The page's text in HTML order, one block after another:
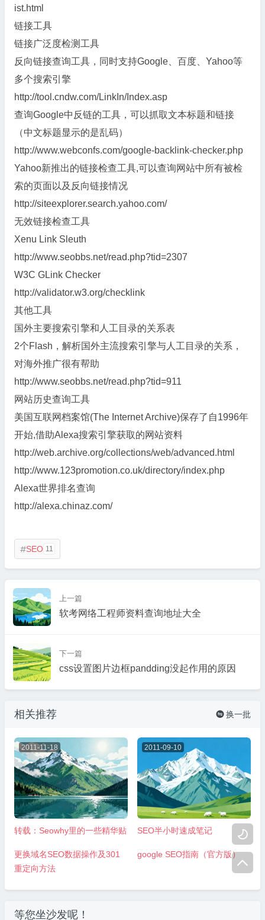


ist.html
链接工具
链接广泛度检测工具
反向链接查询工具，同时支持Google、百度、Yahoo等
多个搜索引擎
http://tool.cndw.com/LinkIn/Index.asp
查询Google中反链的工具，可以抓取文本标题和链接
（中文标题显示的是乱码）
http://www.webconfs.com/google-backlink-checker.php
Yahoo新推出的链接检查工具,可以查询网站中所有被检
索的页面以及反向链接情况
http://siteexplorer.search.yahoo.com/
无效链接检查工具
Xenu Link Sleuth
http://www.seobbs.net/read.php?tid=2307
W3C GLink Checker
http://validator.w3.org/checklink
其他工具
国外主要搜索引擎和人工目录的关系表
2个Flash，解析国外主流搜索引擎与人工目录的关系，
对海外推广很有帮助
http://www.seobbs.net/read.php?tid=911
网站历史查询工具
美国互联网档案馆(The Internet Archive)保存了自1996年
开始,借助Alexa搜索引擎获取的网站资料
http://web.archive.org/collections/web/advanced.html
http://www.123promotion.co.uk/directory/index.php
Alexa世界排名查询
http://alexa.chinaz.com/
SEO 11
上一篇
软考网络工程师资料查询地址大全
下一篇
css设置图片边框pandding没起作用的原因
相关推荐  换一批
2011-11-18
转载：Seowhy里的一些精华贴
2011-09-10
SEO半小时速成笔记
2009-10-19
更换域名SEO数据操作及301
重定向方法
2009-07-06
google SEO指南（官方版）
等您坐沙发呢！